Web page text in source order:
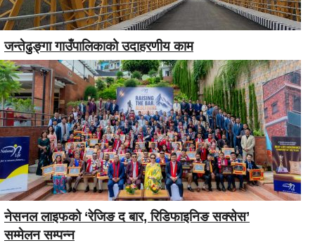
जन्तेढुङ्गा गाउँपालिकाको उदाहरणीय काम
नेसनल लाइफको ‘रेजिङ द बार, रिडिफाइनिङ सक्सेस’
सम्मेलन सम्पन्न